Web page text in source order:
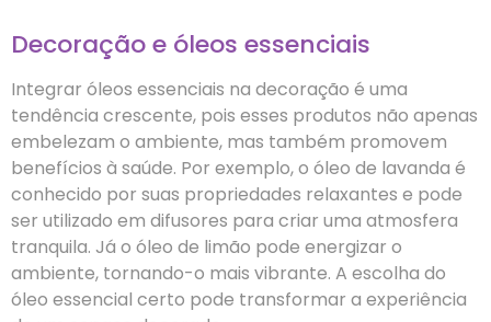
Decoração e óleos essenciais
Integrar óleos essenciais na decoração é uma
tendência crescente, pois esses produtos não apenas
embelezam o ambiente, mas também promovem
benefícios à saúde. Por exemplo, o óleo de lavanda é
conhecido por suas propriedades relaxantes e pode
ser utilizado em difusores para criar uma atmosfera
tranquila. Já o óleo de limão pode energizar o
ambiente, tornando-o mais vibrante. A escolha do
óleo essencial certo pode transformar a experiência